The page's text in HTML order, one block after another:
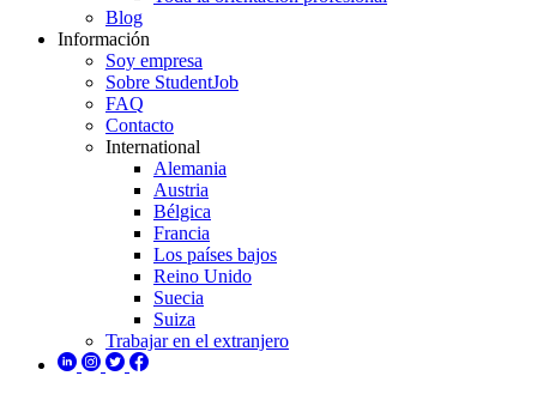
Blog
Información
Soy empresa
Sobre StudentJob
FAQ
Contacto
International
Alemania
Austria
Bélgica
Francia
Los países bajos
Reino Unido
Suecia
Suiza
Trabajar en el extranjero